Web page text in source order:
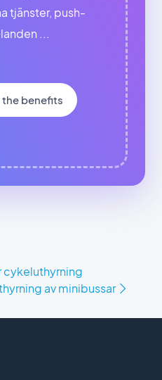
tjänster, push-
...
the benefits
cykeluthyrning
av minibussar